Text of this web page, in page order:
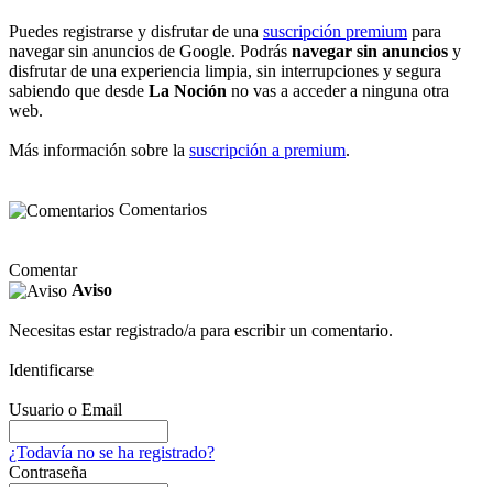
Puedes registrarse y disfrutar de una suscripción premium para
navegar sin anuncios de Google. Podrás navegar sin anuncios y
disfrutar de una experiencia limpia, sin interrupciones y segura
sabiendo que desde La Noción no vas a acceder a ninguna otra
web.
Más información sobre la suscripción a premium.
Comentarios
Comentar
Aviso
Necesitas estar registrado/a para escribir un comentario.
Identificarse
Usuario o Email
¿Todavía no se ha registrado?
Contraseña